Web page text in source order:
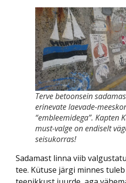
Terve betoonsein
erinevate laevade-
“embleemidega”. Kapten
must-valge on endiselt
seisukorras!
Sadamast linna viib
tee. Kütuse järgi minnes